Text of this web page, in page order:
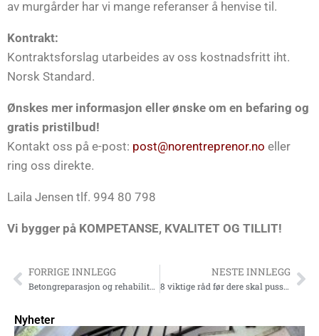
av murgårder har vi mange referanser å henvise til.
Kontrakt:
Kontraktsforslag utarbeides av oss kostnadsfritt iht.
Norsk Standard.
Ønskes mer informasjon eller ønske om en befaring og
gratis pristilbud!
Kontakt oss på e-post: post@norentreprenor.no eller
ring oss direkte.
Laila Jensen tlf. 994 80 798
Vi bygger på KOMPETANSE, KVALITET OG TILLIT!
FORRIGE INNLEGG
Betongreparasjon og rehabilitering av betongkonstruksjoner
NESTE INNLEGG
8 viktige råd før dere skal pusse opp murfasaden
Nyheter